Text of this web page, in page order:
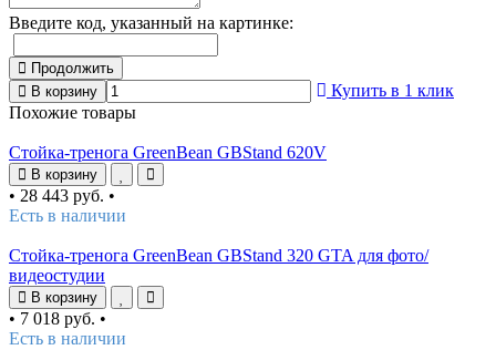
Введите код, указанный на картинке:
Продолжить
В корзину
Купить в 1 клик
Похожие товары
Стойка-тренога GreenBean GBStand 620V
В корзину
• 28 443 руб. •
Есть в наличии
Стойка-тренога GreenBean GBStand 320 GTA для фото/
видеостудии
В корзину
• 7 018 руб. •
Есть в наличии